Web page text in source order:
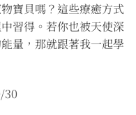
寶貝嗎？這些療癒方式
習得。若你也被天使深
量，那就跟著我一起學
30